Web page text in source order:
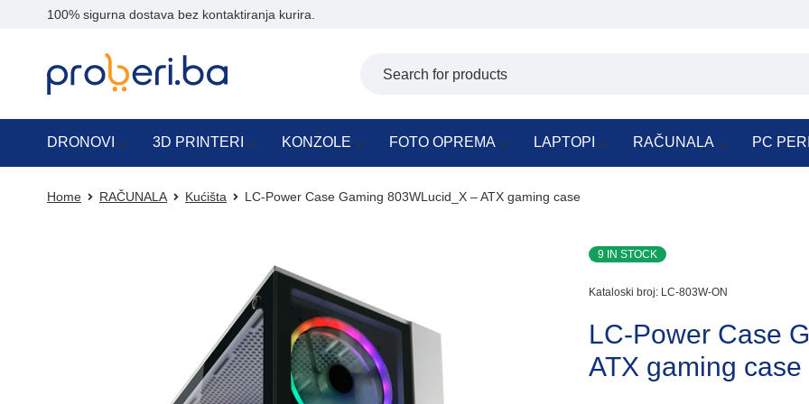
100% sigurna dostava bez kontaktiranja kurira.
DRONOVI 3D PRINTERI KONZOLE FOTO OPREMA LAPTOPI RAČUNALA PC
Home RAČUNALA Kućišta LC-Power Case Gaming 803WLucid_X – ATX gaming case
9 IN STOCK
Kataloski broj: LC-803W-ON
LC-Power Case
ATX gaming case